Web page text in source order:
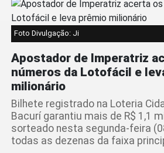
Foto Divulgação: Ji
Apostador de Imperatriz
números da Lotofácil e
milionário
Bilhete registrado na Loteria
Bacurí garantiu mais de R$ 1,1
sorteado nesta segunda-feira
todas as dezenas da faixa